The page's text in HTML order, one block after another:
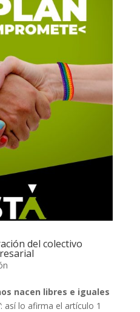
del colectivo
nacen libres e iguales
: así lo afirma el artículo 1